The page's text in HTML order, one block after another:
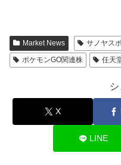
Market News サノヤス
ポケモンGO関連株
任天
X
LINE